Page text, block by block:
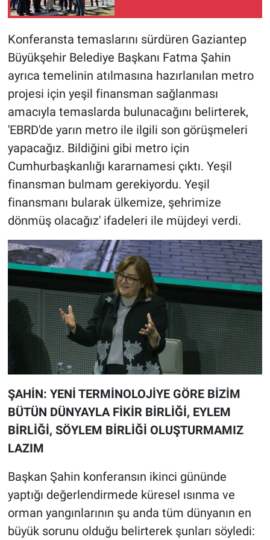
Konferansta temaslarını sürdüren Gaziantep
Büyükşehir Belediye Başkanı Fatma Şahin
ayrıca temelinin atılmasına hazırlanılan metro
projesi için yeşil finansman sağlanması
amacıyla temaslarda bulunacağını belirterek,
'EBRD'de yarın metro ile ilgili son görüşmeleri
yapacağız. Bildiğini gibi metro için
Cumhurbaşkanlığı kararnamesi çıktı. Yeşil
finansman bulmam gerekiyordu. Yeşil
finansmanı bularak ülkemize, şehrimize
dönmüş olacağız' ifadeleri ile müjdeyi verdi.
ŞAHİN: YENİ TERMİNOLOJİYE GÖRE BİZİM
BÜTÜN DÜNYAYLA FİKİR BİRLİĞİ, EYLEM
BİRLİĞİ, SÖYLEM BİRLİĞİ OLUŞTURMAMIZ
LAZIM
Başkan Şahin konferansın ikinci gününde
yaptığı değerlendirmede küresel ısınma ve
orman yangınlarının şu anda tüm dünyanın en
büyük sorunu olduğu belirterek şunları söyledi: